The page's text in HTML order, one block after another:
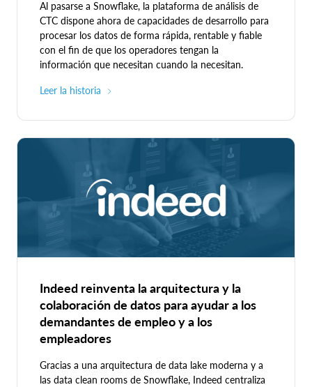
Al pasarse a Snowflake, la plataforma de análisis de
CTC dispone ahora de capacidades de desarrollo para
procesar los datos de forma rápida, rentable y fiable
con el fin de que los operadores tengan la
información que necesitan cuando la necesitan.
Leer la historia
Indeed reinventa la arquitectura y la
colaboración de datos para ayudar a los
demandantes de empleo y a los
empleadores
Gracias a una arquitectura de data lake moderna y a
las data clean rooms de Snowflake, Indeed centraliza